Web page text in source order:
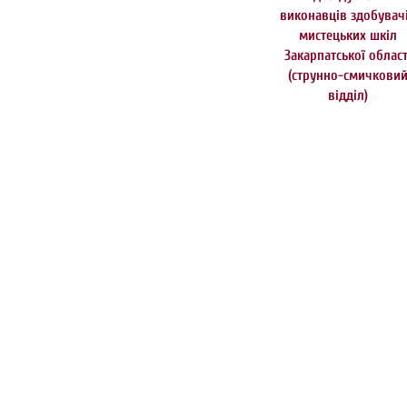
виконавців
мистецьких шкіл
Закарпатської
(струнно-смичковий
відділ)